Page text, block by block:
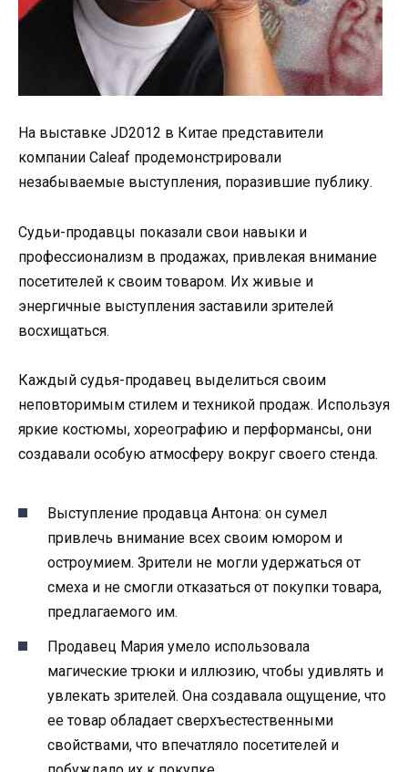
На выставке JD2012 в Китае представители
компании Caleaf продемонстрировали
незабываемые выступления, поразившие публику.
Судьи-продавцы показали свои навыки и
профессионализм в продажах, привлекая внимание
посетителей к своим товаром. Их живые и
энергичные выступления заставили зрителей
восхищаться.
Каждый судья-продавец выделиться своим
неповторимым стилем и техникой продаж. Используя
яркие костюмы, хореографию и перформансы, они
создавали особую атмосферу вокруг своего стенда.
Выступление продавца Антона: он сумел
привлечь внимание всех своим юмором и
остроумием. Зрители не могли удержаться от
смеха и не смогли отказаться от покупки товара,
предлагаемого им.
Продавец Мария умело использовала
магические трюки и иллюзию, чтобы удивлять и
увлекать зрителей. Она создавала ощущение, что
ее товар обладает сверхъестественными
свойствами, что впечатляло посетителей и